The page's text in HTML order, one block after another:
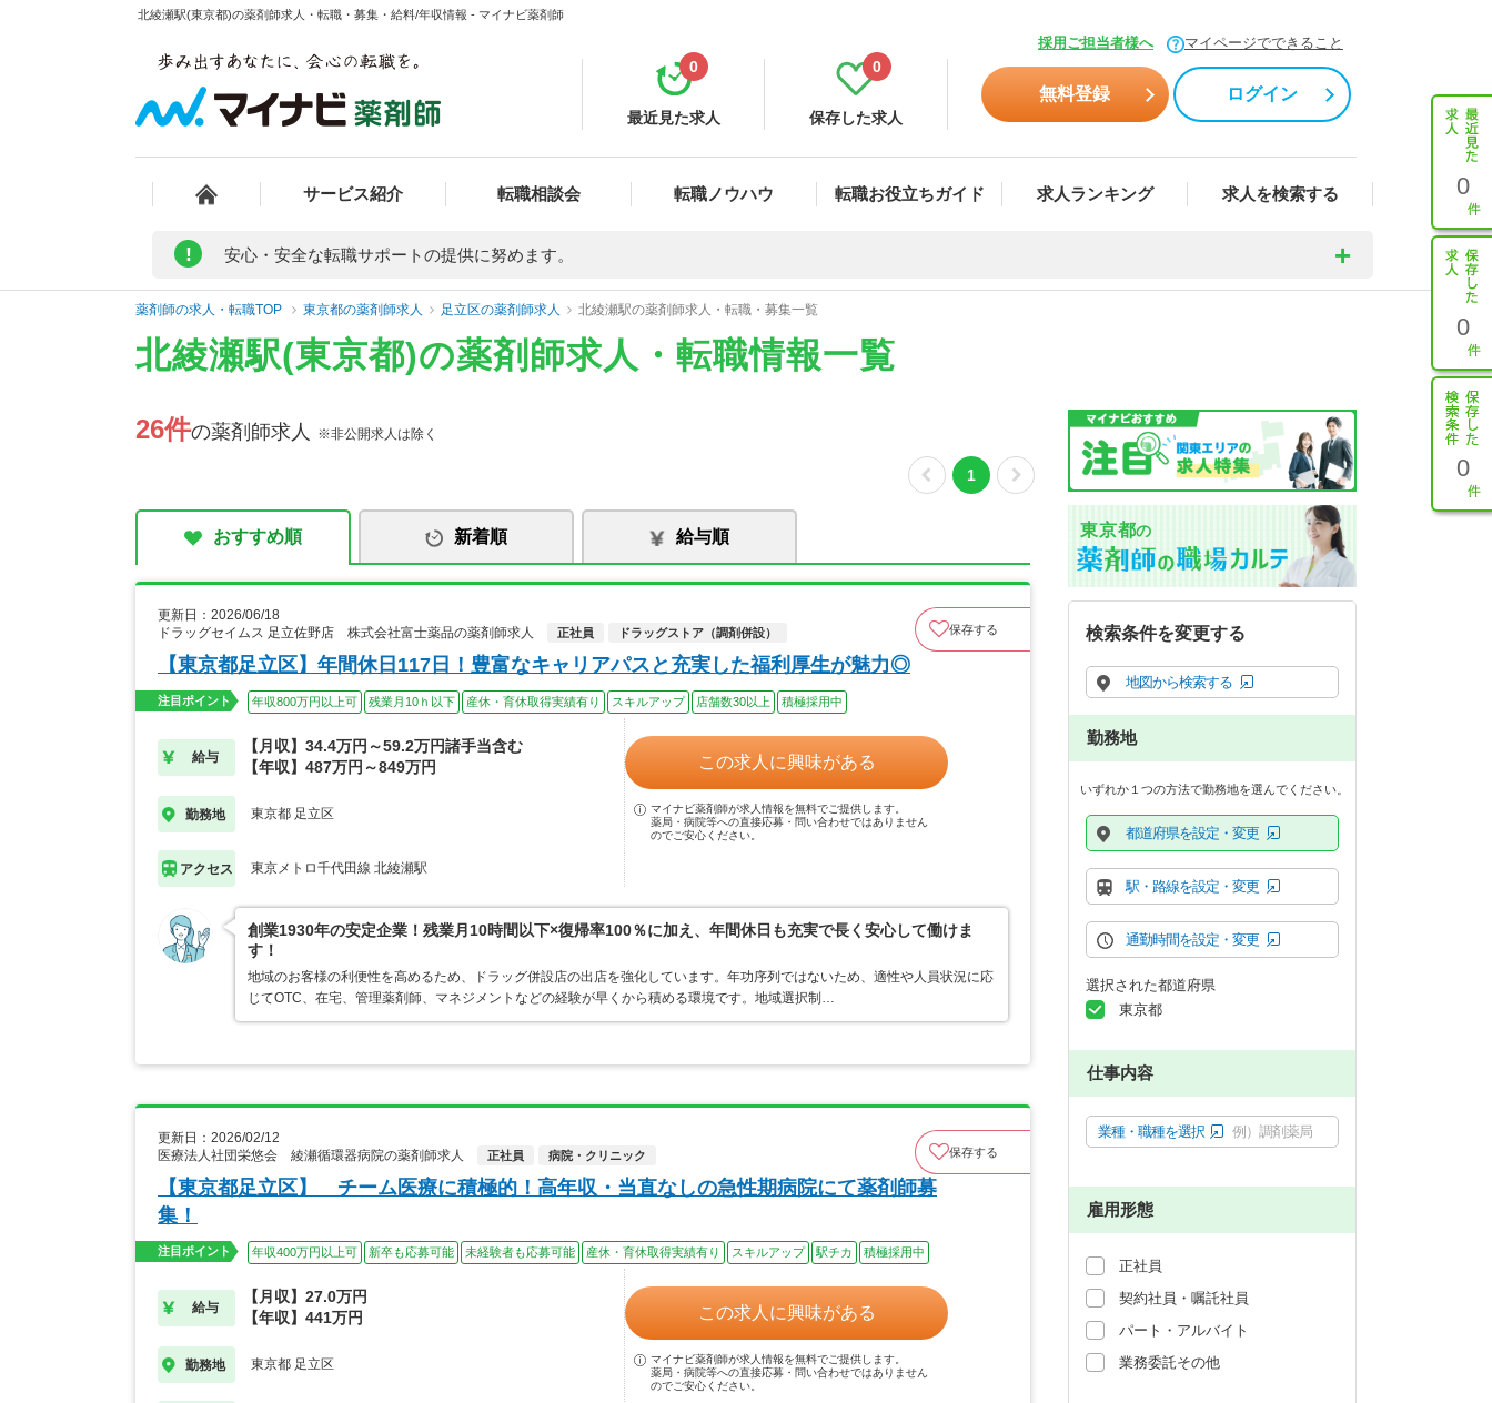
北綾瀬駅(東京都)の薬剤師求人・転職・募集・給料/年収情報 - マイナビ薬剤師
採用ご担当者様へ マイページでできること
最近見た求人
0
保存した求人
0
無料登録 ログイン
サービス紹介 転職相談会 転職ノウハウ 転職お役立ちガイド 求人ランキング 求人を検索する 0
0
0
! 安心・安全な転職サポートの提供に努めます。
薬剤師の求人・転職TOP 東京都の薬剤師求人 足立区の薬剤師求人 北綾瀬駅の薬剤師求人・転職・募集一覧
北綾瀬駅(東京都)の薬剤師求人・転職情報一覧
26件の薬剤師求人 ※非公開求人は除く
1
おすすめ順 新着順 給与順
更新日：2026/06/18
ドラッグセイムス 足立佐野店 株式会社富士薬品の薬剤師求人
正社員 ドラッグストア（調剤併設） 保存する
【東京都足立区】年間休日117日！豊富なキャリアパスと充実した福利厚生が魅力◎
注目ポイント 年収800万円以上可 残業月10ｈ以下 産休・育休取得実績有り スキルアップ 店舗数30以上 積極採用中
給与
【月収】34.4万円～59.2万円諸手当含む
【年収】487万円～849万円
勤務地 東京都 足立区
アクセス 東京メトロ千代田線 北綾瀬駅
この求人に興味がある
マイナビ薬剤師が求人情報を無料でご提供します。
薬局・病院等への直接応募・問い合わせではありません
のでご安心ください。
創業1930年の安定企業！残業月10時間以下×復帰率100％に加え、年間休日も充実で長く安心して働けま
す！
地域のお客様の利便性を高めるため、ドラッグ併設店の出店を強化しています。年功序列ではないため、適性や人員状況に応
じてOTC、在宅、管理薬剤師、マネジメントなどの経験が早くから積める環境です。地域選択制…
更新日：2026/02/12
医療法人社団栄悠会 綾瀬循環器病院の薬剤師求人
正社員 病院・クリニック 保存する
【東京都足立区】 チーム医療に積極的！高年収・当直なしの急性期病院にて薬剤師募
集！
注目ポイント 年収400万円以上可 新卒も応募可能 未経験者も応募可能 産休・育休取得実績有り スキルアップ 駅チカ 積極採用中
給与
【月収】27.0万円
【年収】441万円
勤務地 東京都 足立区
この求人に興味がある
マイナビ薬剤師が求人情報を無料でご提供します。
薬局・病院等への直接応募・問い合わせではありません
のでご安心ください。
東京都の
検索条件を変更する
地図から検索する
勤務地
いずれか１つの方法で勤務地を選んでください。
都道府県を設定・変更
駅・路線を設定・変更
通勤時間を設定・変更
選択された都道府県
東京都
仕事内容
業種・職種を選択 例）調剤薬局
雇用形態
正社員
契約社員・嘱託社員
パート・アルバイト
業務委託その他